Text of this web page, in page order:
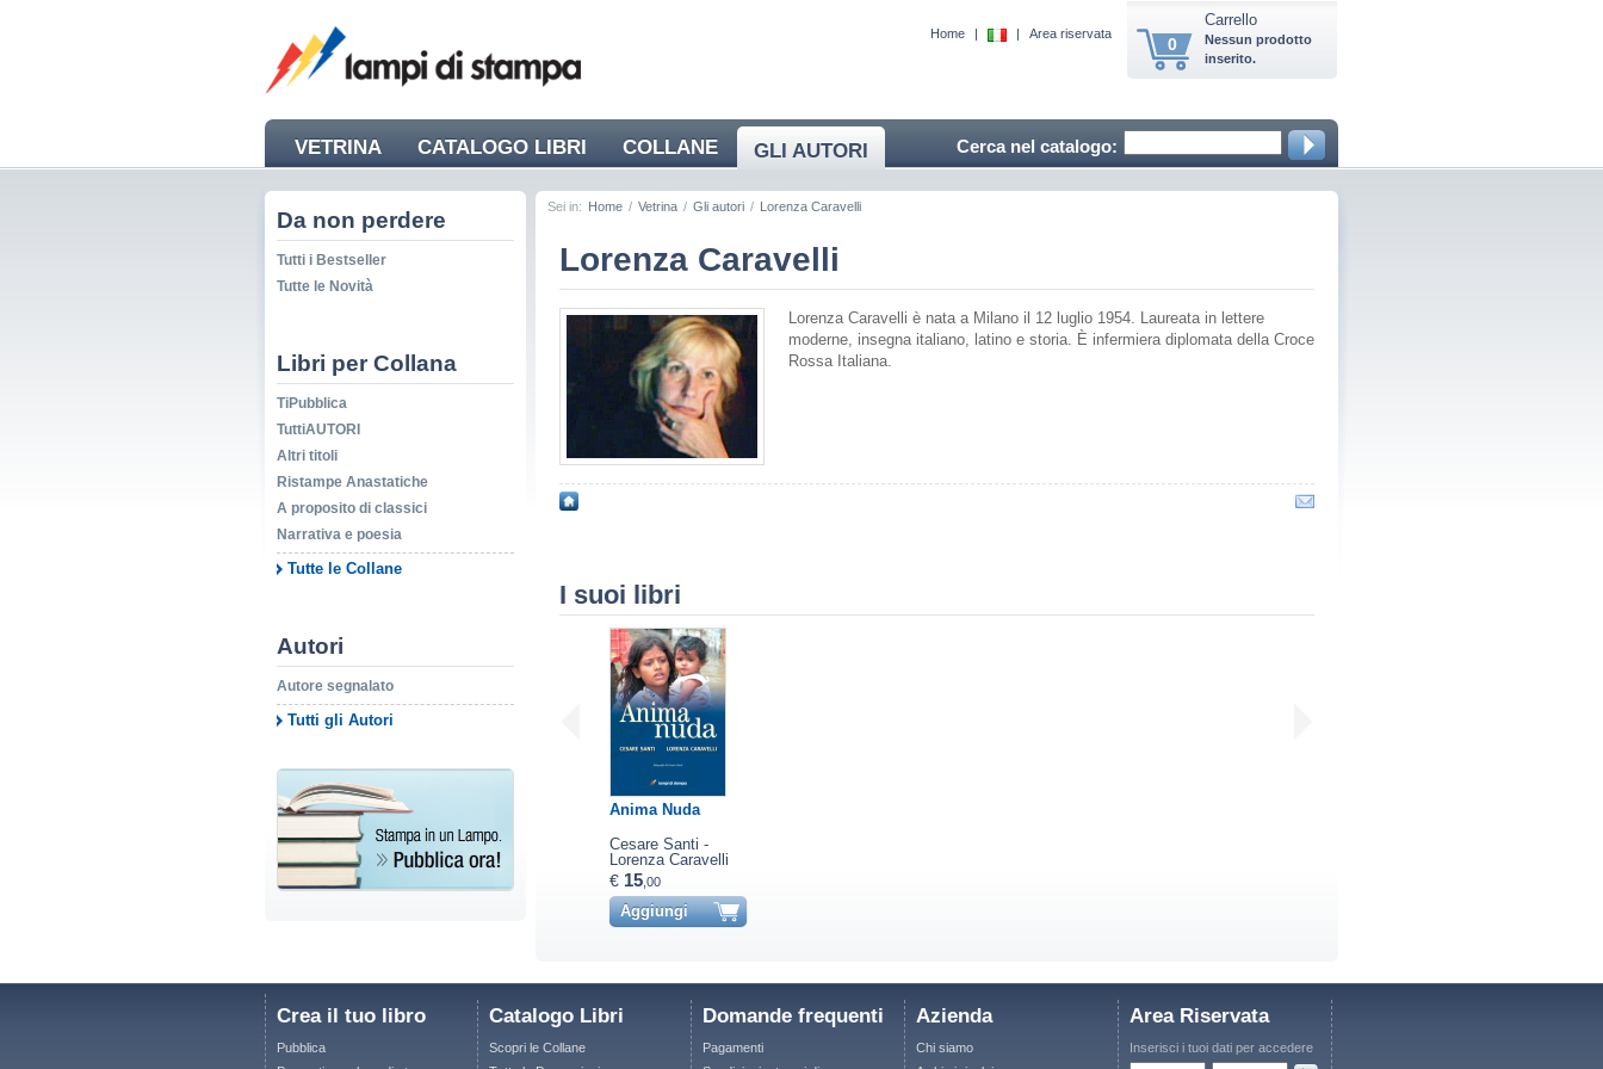
Home | | Area riservata
0
Carrello
Nessun prodotto
inserito.
Cerca nel catalogo:
VETRINA CATALOGO LIBRI COLLANE GLI AUTORI
NEWS
Da non perdere
Tutti i Bestseller
Tutte le Novità
Libri per Collana
TiPubblica
TuttiAUTORI
Altri titoli
Ristampe Anastatiche
A proposito di classici
Narrativa e poesia
Tutte le Collane
Autori
Autore segnalato
Tutti gli Autori
Sei in: Home / Vetrina / Gli autori / Lorenza Caravelli
Lorenza Caravelli
Lorenza Caravelli è nata a Milano il 12 luglio 1954. Laureata in lettere
moderne, insegna italiano, latino e storia. È infermiera diplomata della Croce
Rossa Italiana.
I suoi libri
Anima Nuda
Cesare Santi -
Lorenza Caravelli
€ 15,00
Aggiungi
Crea il tuo libro
Pubblica
Catalogo Libri
Scopri le Collane
Domande frequenti
Pagamenti
Azienda
Chi siamo
Area Riservata
Inserisci i tuoi dati per accedere